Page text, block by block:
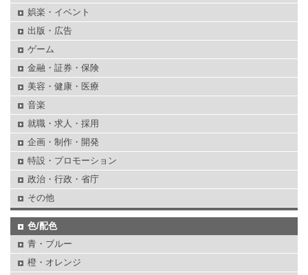
娯楽・イベント
出版・広告
ゲーム
金融・証券・保険
美容・健康・医療
音楽
就職・求人・採用
企画・制作・開発
特設・プロモーション
政治・行政・省庁
その他
色/配色
青・ブルー
橙・オレンジ